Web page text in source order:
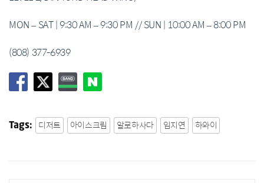
MON – SAT | 9:30 AM – 9:30 PM // SUN | 10:00 AM – 8:00 PM
(808) 377-6939
Tags: 디저트 아이스크림 알로하사다 임지연 하와이